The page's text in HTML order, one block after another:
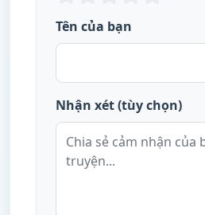
Tên của bạn
Nhận xét (tùy chọn)